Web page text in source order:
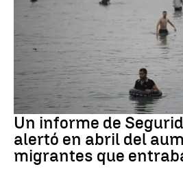
Ceuta
Un informe de
alertó en abril del
migrantes que